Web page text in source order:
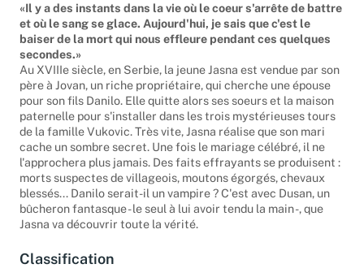
«Il y a des instants dans la vie où le coeur s'arrête de battre
et où le sang se glace. Aujourd'hui, je sais que c'est le
baiser de la mort qui nous effleure pendant ces quelques
secondes.»
Au XVIIIe siècle, en Serbie, la jeune Jasna est vendue par son
père à Jovan, un riche propriétaire, qui cherche une épouse
pour son fils Danilo. Elle quitte alors ses soeurs et la maison
paternelle pour s'installer dans les trois mystérieuses tours
de la famille Vukovic. Très vite, Jasna réalise que son mari
cache un sombre secret. Une fois le mariage célébré, il ne
l'approchera plus jamais. Des faits effrayants se produisent :
morts suspectes de villageois, moutons égorgés, chevaux
blessés... Danilo serait-il un vampire ? C'est avec Dusan, un
bûcheron fantasque - le seul à lui avoir tendu la main -, que
Jasna va découvrir toute la vérité.
Classification